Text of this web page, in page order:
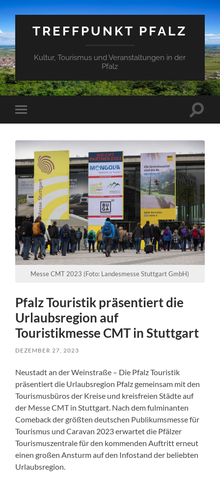
TREFFPUNKT PFALZ
Kultur, Tourismus und Veranstaltungen in der
Pfalz
Mobile-
Menü
Messe CMT 2023 (Foto: Landesmesse Stuttgart GmbH)
Pfalz Touristik präsentiert die
Urlaubsregion auf
Touristikmesse CMT in Stuttgart
DEZEMBER 27, 2023
Neustadt an der Weinstraße – Die Pfalz Touristik
präsentiert die Urlaubsregion Pfalz gemeinsam mit den
Tourismusbüros der Kreise und kreisfreien Städte auf
der Messe CMT in Stuttgart. Nach dem fulminanten
Comeback der größten deutschen Publikumsmesse für
Tourismus und Caravan 2023 erwartet die Pfälzer
Tourismuszentrale für den kommenden Auftritt erneut
einen großen Ansturm auf den Infostand der beliebten
Urlaubsregion.